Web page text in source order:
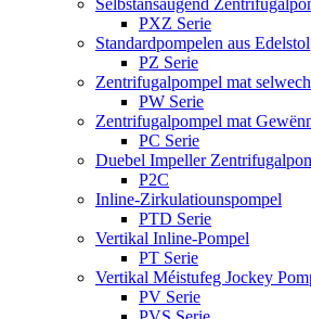
PXZ Serie
Standardpompelen aus Edelstol
PZ Serie
Zentrifugalpompel mat
PW Serie
Zentrifugalpompel mat
PC Serie
Duebel Impeller
P2C
Inline-Zirkulatiounspompel
PTD Serie
Vertikal Inline-Pompel
PT Serie
Vertikal Méistufeg Jockey
PV Serie